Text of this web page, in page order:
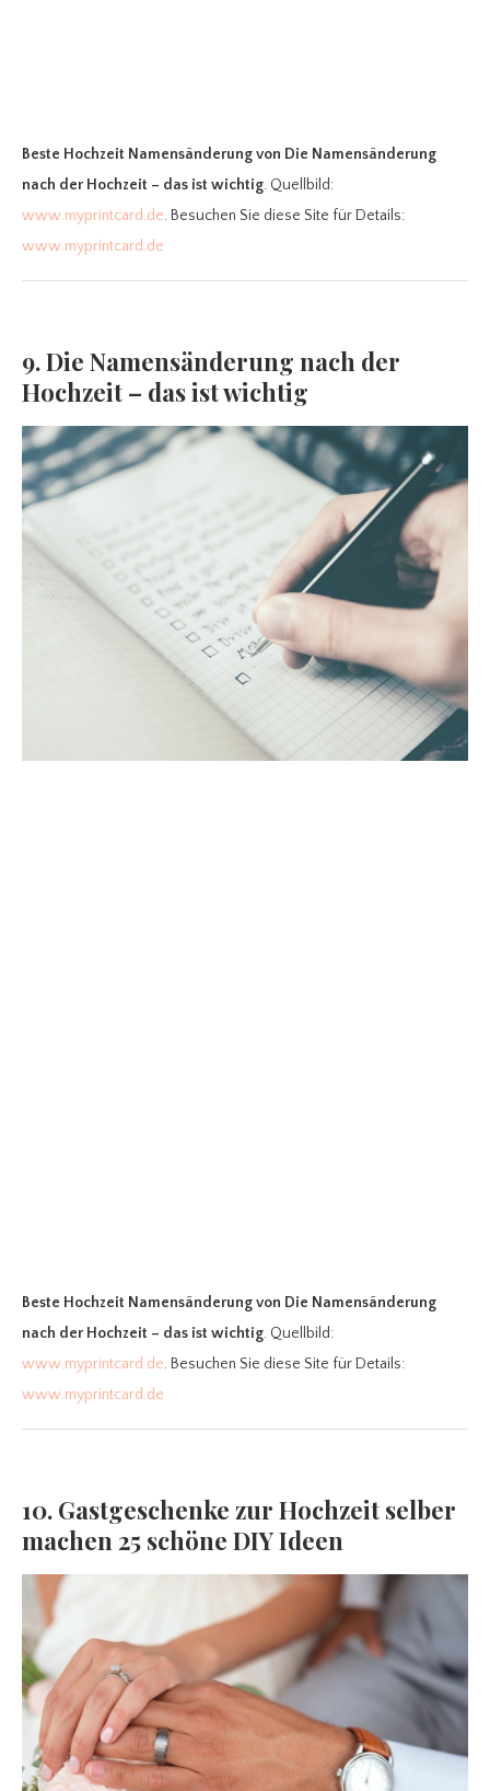
Beste Hochzeit Namensänderungvon Die Namensänderung
nach der Hochzeit – das ist wichtig. Quellbild:
www.myprintcard.de. Besuchen Sie diese Site für Details:
www.myprintcard.de
9. Die Namensänderung nach der
Hochzeit – das ist wichtig
Beste Hochzeit Namensänderungvon Die Namensänderung
nach der Hochzeit – das ist wichtig. Quellbild:
www.myprintcard.de. Besuchen Sie diese Site für Details:
www.myprintcard.de
10. Gastgeschenke zur Hochzeit selber
machen 25 schöne DIY Ideen